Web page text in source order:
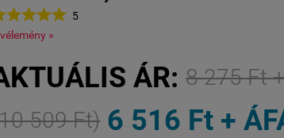
 5
»
ÁR:8 275 Ft
509 Ft) 6 516 Ft +